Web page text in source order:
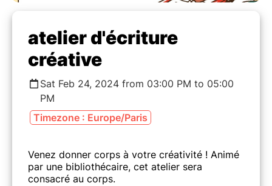
atelier d'écriture
créative
Sat Feb 24, 2024 from 03:00 PM to 05:00
PM
Timezone : Europe/Paris
Venez donner corps à votre créativité ! Animé
par une bibliothécaire, cet atelier sera
consacré au corps.